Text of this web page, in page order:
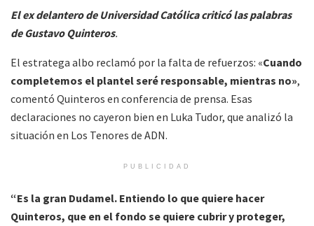
El ex delantero de Universidad Católica criticó las palabras
de Gustavo Quinteros.
El estratega albo reclamó por la falta de refuerzos: «Cuando
completemos el plantel seré responsable, mientras no»,
comentó Quinteros en conferencia de prensa. Esas
declaraciones no cayeron bien en Luka Tudor, que analizó la
situación en Los Tenores de ADN.
PUBLICIDAD
“Es la gran Dudamel. Entiendo lo que quiere hacer
Quinteros, que en el fondo se quiere cubrir y proteger,